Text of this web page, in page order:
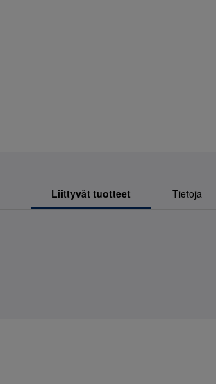
Liittyvät tuotteet Tietoja